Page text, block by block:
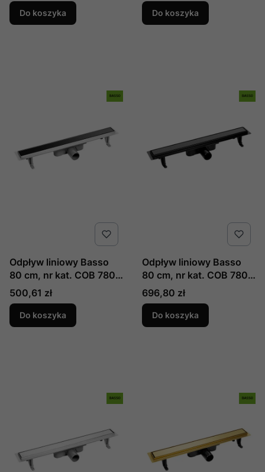
Do koszyka Do koszyka
Odpływ liniowy Basso
80 cm, nr kat. COB 780S
, producent Laveo
Cena
500,61 zł
Do koszyka
Odpływ liniowy Basso
80 cm, nr kat. COB 780D
, producent Laveo
Cena
696,80 zł
Do koszyka